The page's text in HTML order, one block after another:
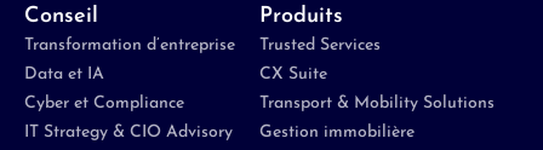
Conseil
Transformation d’entreprise
Data et IA
Cyber et Compliance
IT Strategy & CIO Advisory
Produits
Trusted Services
CX Suite
Transport & Mobility Solutions
Gestion immobilière